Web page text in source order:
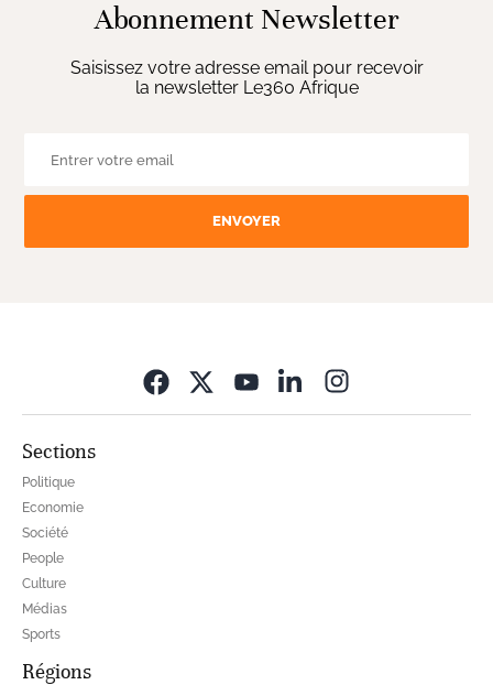
Abonnement Newsletter
Saisissez votre adresse email pour recevoir
la newsletter Le360 Afrique
ENVOYER
Sections
Politique
Economie
Société
People
Culture
Médias
Sports
Régions